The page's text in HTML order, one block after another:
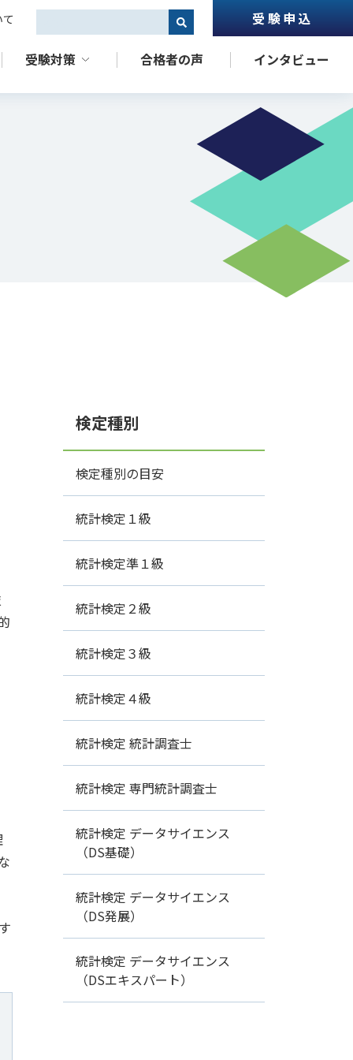
受験申込
受験対策 合格者の声 インタビュー
これは、自動候補機能付きの検索フィールドです。
検定種別
検定種別の目安
統計検定１級
統計検定準１級
統計検定２級
統計検定３級
統計検定４級
統計検定 統計調査士
統計検定 専門統計調査士
統計検定 データサイエンス
（DS基礎）
統計検定 データサイエンス
（DS発展）
統計検定 データサイエンス
（DSエキスパート）